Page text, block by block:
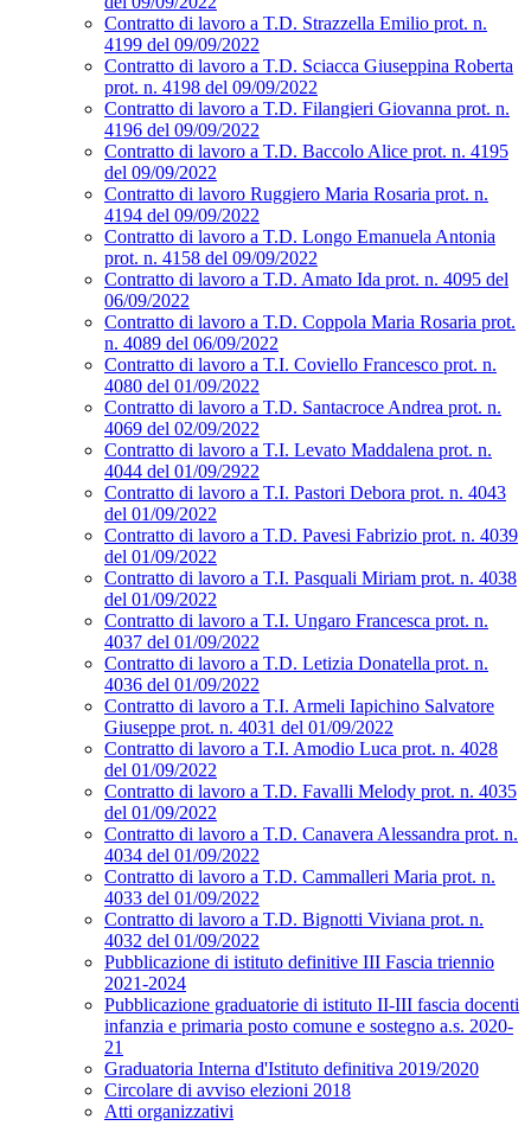
Contratto di lavoro a T.D. Strazzella Emilio prot. n.
4199 del 09/09/2022
Contratto di lavoro a T.D. Sciacca Giuseppina Roberta
prot. n. 4198 del 09/09/2022
Contratto di lavoro a T.D. Filangieri Giovanna prot. n.
4196 del 09/09/2022
Contratto di lavoro a T.D. Baccolo Alice prot. n. 4195
del 09/09/2022
Contratto di lavoro Ruggiero Maria Rosaria prot. n.
4194 del 09/09/2022
Contratto di lavoro a T.D. Longo Emanuela Antonia
prot. n. 4158 del 09/09/2022
Contratto di lavoro a T.D. Amato Ida prot. n. 4095 del
06/09/2022
Contratto di lavoro a T.D. Coppola Maria Rosaria prot.
n. 4089 del 06/09/2022
Contratto di lavoro a T.I. Coviello Francesco prot. n.
4080 del 01/09/2022
Contratto di lavoro a T.D. Santacroce Andrea prot. n.
4069 del 02/09/2022
Contratto di lavoro a T.I. Levato Maddalena prot. n.
4044 del 01/09/2922
Contratto di lavoro a T.I. Pastori Debora prot. n. 4043
del 01/09/2022
Contratto di lavoro a T.D. Pavesi Fabrizio prot. n. 4039
del 01/09/2022
Contratto di lavoro a T.I. Pasquali Miriam prot. n. 4038
del 01/09/2022
Contratto di lavoro a T.I. Ungaro Francesca prot. n.
4037 del 01/09/2022
Contratto di lavoro a T.D. Letizia Donatella prot. n.
4036 del 01/09/2022
Contratto di lavoro a T.I. Armeli Iapichino Salvatore
Giuseppe prot. n. 4031 del 01/09/2022
Contratto di lavoro a T.I. Amodio Luca prot. n. 4028
del 01/09/2022
Contratto di lavoro a T.D. Favalli Melody prot. n. 4035
del 01/09/2022
Contratto di lavoro a T.D. Canavera Alessandra prot. n.
4034 del 01/09/2022
Contratto di lavoro a T.D. Cammalleri Maria prot. n.
4033 del 01/09/2022
Contratto di lavoro a T.D. Bignotti Viviana prot. n.
4032 del 01/09/2022
Pubblicazione di istituto definitive III Fascia triennio
2021-2024
Pubblicazione graduatorie di istituto II-III fascia docenti
infanzia e primaria posto comune e sostegno a.s. 2020-
21
Graduatoria Interna d'Istituto definitiva 2019/2020
Circolare di avviso elezioni 2018
Atti organizzativi